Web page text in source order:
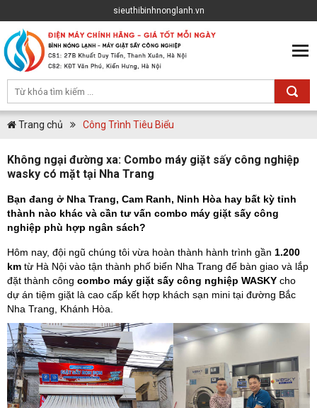
sieuthibinhnonglanh.vn
Trang chủ Công Trình Tiêu Biểu
Không ngại đường xa: Combo máy giặt sấy công nghiệp
wasky có mặt tại Nha Trang
Bạn đang ở Nha Trang, Cam Ranh, Ninh Hòa hay bất kỳ tỉnh
thành nào khác và cần tư vấn combo máy giặt sấy công
nghiệp phù hợp ngân sách?
Hôm nay, đội ngũ chúng tôi vừa hoàn thành hành trình gần 1.200
km từ Hà Nội vào tận thành phố biển Nha Trang để bàn giao và lắp
đặt thành công combo máy giặt sấy công nghiệp WASKY cho
dự án tiệm giặt là cao cấp kết hợp khách sạn mini tại đường Bắc
Nha Trang, Khánh Hòa.